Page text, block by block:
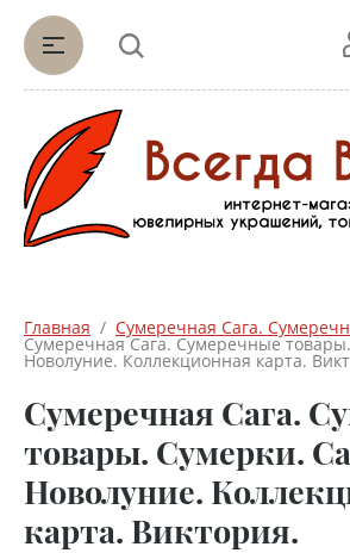
Главная
  /
Сумеречная Сага.
Сумеречная Сага. Сумеречные
Новолуние. Коллекционная карта.
Сумеречная Сага.
товары. Сумерки.
Новолуние.
карта. Виктория.